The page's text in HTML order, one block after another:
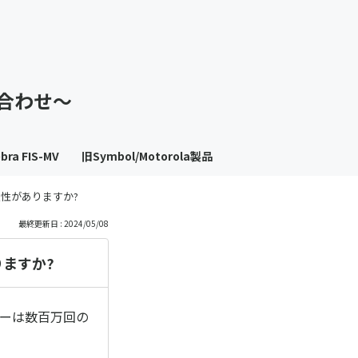
わせ～
FIS-MV 旧Symbol/Motorola製品
がありますか?
最終更新日 : 2024/05/08
すか?
は数百万回の